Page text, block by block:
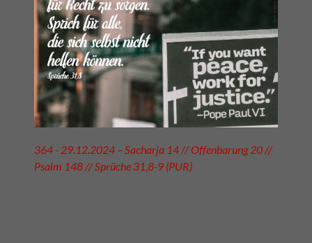
364 - 29.12.2024 – Sacharja 14 // Offenbarung 20 //
Psalm 148 // Sprüche 31,8-9 (PUR)